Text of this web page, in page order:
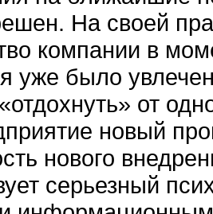
На своей
компании в
уже было
от
новый
нового
серьезный